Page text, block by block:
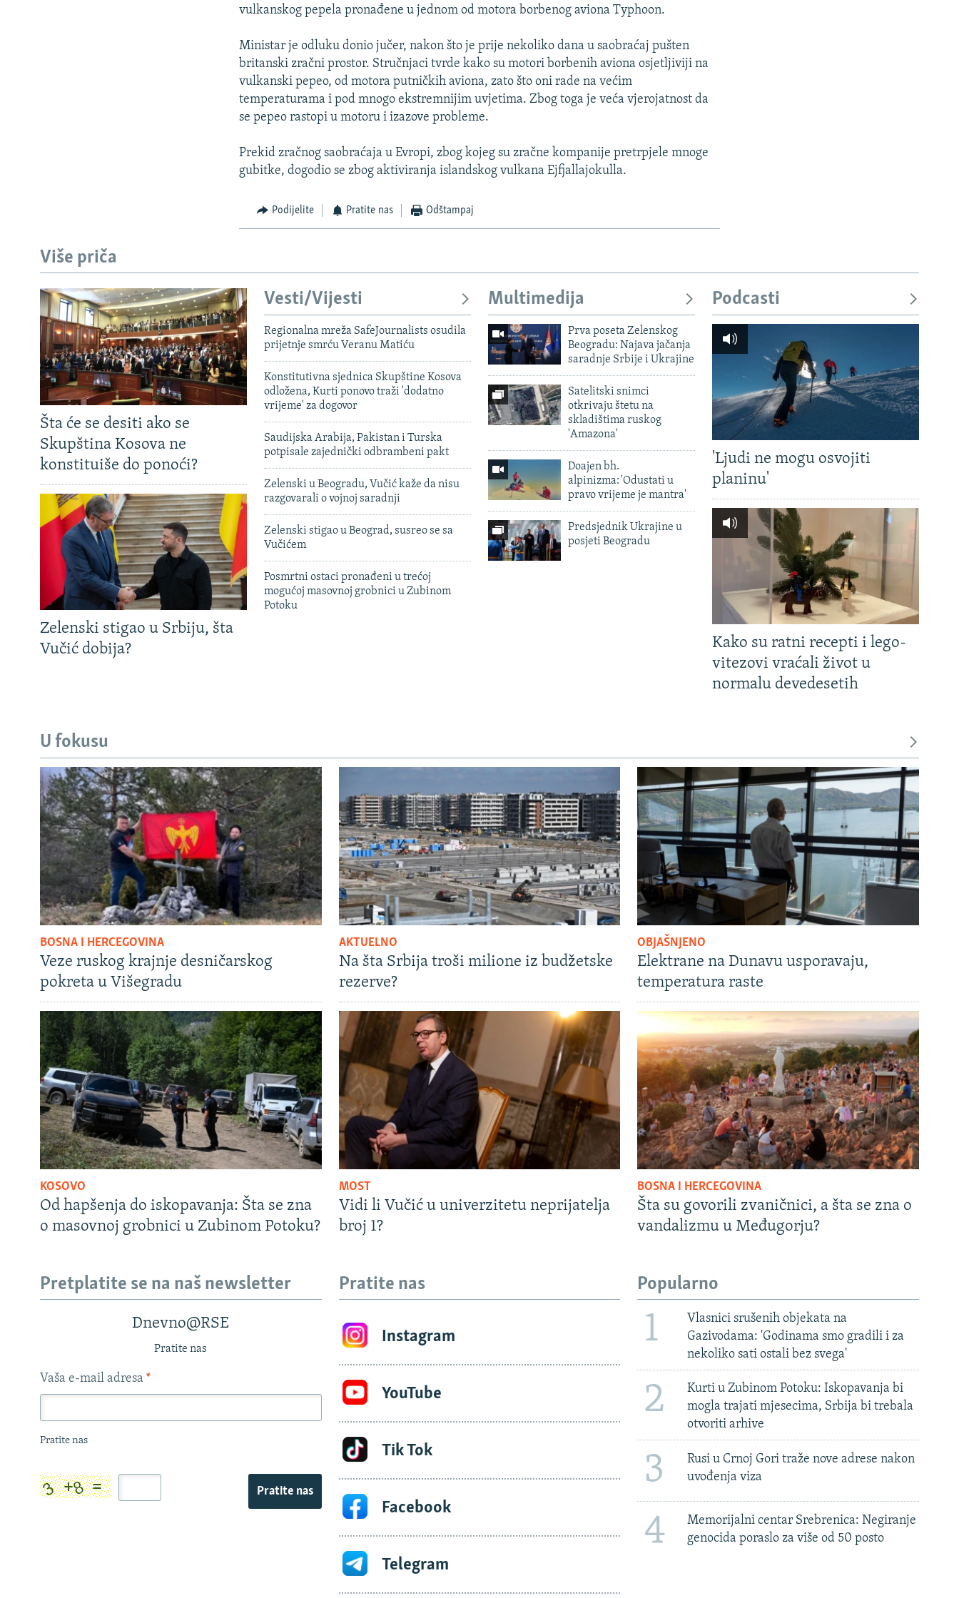
SVE KARTE DEJTONA
vulkanskog pepela pronađene u jednom od motora borbenog aviona Typhoon.
Ministar je odluku donio jučer, nakon što je prije nekoliko dana u saobraćaj pušten
britanski zračni prostor. Stručnjaci tvrde kako su motori borbenih aviona osjetljiviji na
vulkanski pepeo, od motora putničkih aviona, zato što oni rade na većim
temperaturama i pod mnogo ekstremnijim uvjetima. Zbog toga je veća vjerojatnost da
se pepeo rastopi u motoru i izazove probleme.
Prekid zračnog saobraćaja u Evropi, zbog kojeg su zračne kompanije pretrpjele mnoge
gubitke, dogodio se zbog aktiviranja islandskog vulkana Ejfjallajokulla.
Podijelite Pratite nas Odštampaj
Više priča
Šta će se desiti ako se
Skupština Kosova ne
konstituiše do ponoći?
Zelenski stigao u Srbiju, šta
Vučić dobija?
Vesti/Vijesti
Regionalna mreža SafeJournalists osudila
prijetnje smrću Veranu Matiću
Konstitutivna sjednica Skupštine Kosova
odložena, Kurti ponovo traži 'dodatno
vrijeme' za dogovor
Saudijska Arabija, Pakistan i Turska
potpisale zajednički odbrambeni pakt
Zelenski u Beogradu, Vučić kaže da nisu
razgovarali o vojnoj saradnji
Zelenski stigao u Beograd, susreo se sa
Vučićem
Posmrtni ostaci pronađeni u trećoj
mogućoj masovnoj grobnici u Zubinom
Potoku
Multimedija
Prva poseta Zelenskog
Beogradu: Najava jačanja
saradnje Srbije i Ukrajine
Satelitski snimci
otkrivaju štetu na
skladištima ruskog
'Amazona'
Doajen bh.
alpinizma: 'Odustati u
pravo vrijeme je mantra'
Predsjednik Ukrajine u
posjeti Beogradu
Podcasti
'Ljudi ne mogu osvojiti
planinu'
Kako su ratni recepti i lego-
vitezovi vraćali život u
normalu devedesetih
U fokusu
BOSNA I HERCEGOVINA
Veze ruskog krajnje desničarskog
pokreta u Višegradu
AKTUELNO
Na šta Srbija troši milione iz budžetske
rezerve?
OBJAŠNJENO
Elektrane na Dunavu usporavaju,
temperatura raste
KOSOVO
Od hapšenja do iskopavanja: Šta se zna
o masovnoj grobnici u Zubinom Potoku?
MOST
Vidi li Vučić u univerzitetu neprijatelja
broj 1?
BOSNA I HERCEGOVINA
Šta su govorili zvaničnici, a šta se zna o
vandalizmu u Međugorju?
Pretplatite se na naš newsletter
Dnevno@RSE
Pratite nas
Vaša e-mail adresa *
Pratite nas
Pratite nas
Pratite nas
Instagram
YouTube
Tik Tok
Facebook
Telegram
Popularno
1
Vlasnici srušenih objekata na
Gazivodama: 'Godinama smo gradili i za
nekoliko sati ostali bez svega'
2
Kurti u Zubinom Potoku: Iskopavanja bi
mogla trajati mjesecima, Srbija bi trebala
otvoriti arhive
3
Rusi u Crnoj Gori traže nove adrese nakon
uvođenja viza
4
Memorijalni centar Srebrenica: Negiranje
genocida poraslo za više od 50 posto